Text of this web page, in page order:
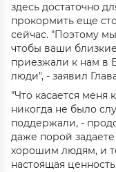
здесь достаточно
прокормить еще
сейчас. "Поэтому
чтобы ваши
приезжали к нам в
люди", - заявил
"Что касается меня
никогда не было
поддержали, -
даже порой
хорошим людям, и
настоящая